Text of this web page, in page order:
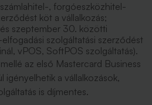
, forgóeszközhitel-
köt a vállalkozás;
szeptember 30. közötti
szolgáltatási szerződést
vPOS, SoftPOS szolgáltatás).
az első Mastercard Business
igényelhetik a vállalkozások,
is díjmentes.